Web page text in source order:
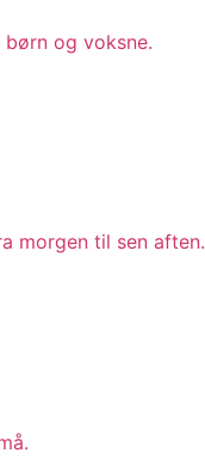
og voksne.
morgen til sen aften.